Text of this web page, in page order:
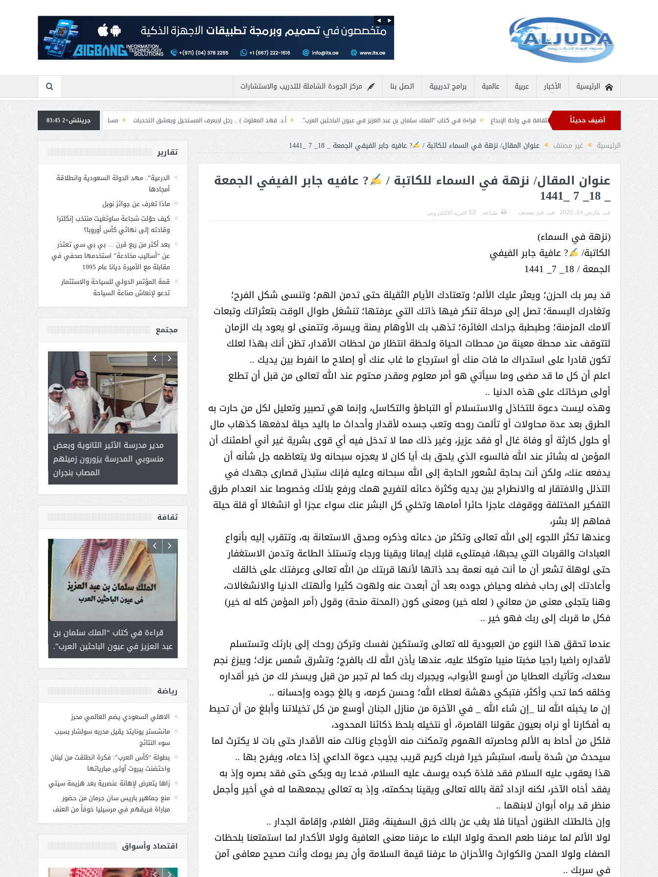
الرئيسية الأخبار عربية عالمية برامج تدريبية اتصل بنا مركز الجودة الشاملة للتدريب والاستشارات
أضيف حديثاً نادرة ثمار الثقافة في واحة الإبداع قراءة في كتاب “الملك سلمان بن عبد العزيز في عيون الباحثين العرب”. أ.د. فهد المغلوث ) .. رجل لايعرف المستحيل ويعشق التحديات مسابقة المشيقح تعلن فرسان النسخة الخامسة
بمشاركة
برقيات تهنئة من قادة الدول الإسلامية بمناسبة عيد الفطر
جرينتش+2 03:45
الرئيسية غير مصنف عنوان المقال/ نزهة في السماء للكاتبة / ? عافيه جابر الفيفي الجمعة _ 18_ 7 _1441
عنوان المقال/ نزهة في السماء للكاتبة / ? عافيه جابر الفيفي الجمعة
_ 18_ 7 _1441
فى:مارس 14, 2020 فى:غير مصنف طباعة البريد الالكترونى
(نزهة في السماء)
الكاتبة/
? عافية جابر الفيفي
الجمعة / 18_ 7_ 1441
قد ‏يمر بك الحزن؛ ويعثر عليك الألم؛ وتعتادك الأيام الثقيلة حتى تدمن الهم؛ وتنسى شكل الفرح؛
وتغادرك البسمة؛ تصل إلى مرحلة تنكر فيها ذاتك التي عرفتها؛ تنشغل طوال الوقت بتعثراتك وتبعات
آلامك المزمنة؛ وطبطبة جراحك الغائرة؛ تذهب بك الأوهام يمنة ويسرة، وتتمنى لو يعود بك الزمان
لتتوقف عند محطة معينة من محطات الحياة ولحظة انتظار من لحظات الأقدار، تظن أنك بهذا لعلك
تكون قادرا على استدراك ما فات منك أو استرجاع ما غاب عنك أو إصلاح ما انفرط بين يديك ..
اعلم أن كل ما قد مضى وما سيأتي هو أمر معلوم ومقدر محتوم عند الله تعالى من قبل أن تطلع
أولى صرخاتك على هذه الدنيا ..
وهذه ليست دعوة للتخاذل والاستسلام أو التباطؤ والتكاسل، وإنما هي تصبير وتعليل لكل من حارت به
الطرق بعد عدة محاولات أو تألمت روحه وتعب جسده لأقدار وأحداث ما باليد حيلة لدفعها كذهاب مال
أو حلول كارثة أو وفاة غال أو فقد عزيز، وغير ذلك مما لا تدخل فيه أي قوى بشرية غير أني أطمئنك أن
المؤمن له بشائر عند الله فالسوء الذي يلحق بك أيا كان لا يعجزه سبحانه ولا يتعاظمه جل شأنه أن
يدفعه عنك، ولكن أنت بحاجة لشعور الحاجة إلى الله سبحانه وعليه فإنك ستبذل قصارى جهدك في
التذلل والافتقار له والانطراح بين يديه وكثرة دعائه لتفريج همك ورفع بلائك وخصوصا عند انعدام طرق
التفكير المختلفة ووقوفك عاجزا حائرا أمامها وتخلي كل البشر عنك سواء عجزا أو انشغالا أو قلة حيلة
فماهم إلا بشر،
وعندها تكثر اللجوء إلى الله تعالى وتكثر من دعائه وذكره وصدق الاستعانة به، وتتقرب إليه بأنواع
العبادات والقربات التي يحبها، فيمتلىء قلبك إيمانا ويقينا ورجاء وتستلذ الطاعة وتدمن الاستغفار
حتى لوهلة تشعر أن ما أنت فيه نعمة بحد ذاتها لأنها قربتك من الله تعالى وعرفتك على خالقك
وأعادتك إلى رحاب فضله وحياض جوده بعد أن أبعدت عنه ولهوت كثيرا وألهتك الدنيا والانشغالات،
وهنا يتجلى معنى من معاني ( لعله خير) ومعنى كون (المحنة منحة) وقول (أمر المؤمن كله له خير)
فكل ما قربك إلى ربك فهو خير ..
عندما تحقق هذا النوع من العبودية لله تعالى وتستكين نفسك وتركن روحك إلى بارئك وتستسلم
لأقداره راضيا راجيا مخبتا منيبا متوكلا عليه، عندها يأذن الله لك بالفرج؛ وتشرق شمس عزك؛ ويبزغ نجم
سعدك، وتأتيك العطايا من أوسع الأبواب، ويجبرك ربك كما لم تجبر من قبل ويسخر لك من خير أقداره
وخلقه كما تحب وأكثر، فتبكي دهشة لعطاء الله؛ وحسن كرمه، و بالغ جوده وإحسانه ..
إن ما يخبئه الله لنا _إن شاء الله _ في الآخرة من منازل الجنان أوسع من كل تخيلاتنا وأبلغ من أن تحيط
به أفكارنا أو نراه بعيون عقولنا القاصرة، أو نتخيله بلحظ ذكائنا المحدود،
فلكل من أحاط به الألم وحاصرته الهموم وتمكنت منه الأوجاع ونالت منه الأقدار حتى بات لا يكترث لما
سيحدث من شدة يأسه، استبشر خيرا فربك كريم قريب يجيب دعوة الداعي إذا دعاه، ويفرح بها ..
هذا يعقوب عليه السلام فقد فلذة كبده يوسف عليه السلام، فدعا ربه وبكى حتى فقد بصره وإذ به
يفقد أخاه الآخر، لكنه ازداد ثقة بالله تعالى ويقينا بحكمته، وإذ به تعالى يجمعهما له في أخير وأجمل
منظر قد يراه أبوان لابنهما ..
وإن خالطتك الظنون أحيانا فلا يغب عن بالك خرق السفينة، وقتل الغلام، وإقامة الجدار ..
لولا الألم لما عرفنا طعم الصحة ولولا البلاء ما عرفنا معنى العافية ولولا الأكدار لما استمتعنا بلحظات
الصفاء ولولا المحن والكوارث والأحزان ما عرفنا قيمة السلامة وأن يمر يومك وأنت صحيح معافى آمن
في سربك ..
تقارير
الدرعية”.. مهد الدولة السعودية وانطلاقة
أمجادها
ماذا تعرف عن جوائز نوبل
كيف حوّلت شجاعة ساوثغيت منتخب إنكلترا
وقادته إلى نهائي كأس أوروبا؟
بعد أكثر من ربع قرن … بي بي سي تعتذر
عن “أساليب مخادعة” استخدمها صحفي في
مقابلة مع الأميرة ديانا عام 1995
قمة المؤتمر الدولي للسياحة والاستثمار
تدعو لإنعاش صناعة السياحة
مجتمع
( محمد
مدير مدرسة الأثير الثانوية وبعض
منسوبي المدرسة يزورون زميلهم
المصاب بنجران
الأميرة (نجود بنت هذلول ) .. ميراث
العطاء
أمل البنيان .. طبيبة فوق العادة .:
( محمد عوضه البريدي) .. رجل أعمال
بمواصفات إنسانية نادرة
ثقافة
قراءة في كتاب “الملك سلمان بن
عبد العزيز في عيون الباحثين العرب”.
أ.د. فهد المغلوث ) .. رجل لايعرف
المستحيل ويعشق التحديات
النسخة الخامسة
الاميره نجود بنت هذلول بن
عبدالعزيز ال سعود المشرف العام
على ملف دعم وتطوير وتمكين
الباعة الجائلين هيئة الصحفيين
السعوديين فرع نجران ينظم ورشة
عمل ( الإعلام والتنمية ):
الثقافة في واحة الإبداع
رياضة
الاهلي السعودي يضم العالمي محرز
مانشستر يونايتد يقيل مدربه سولشار بسبب
سوء النتائج
بطولة “كأس العرب”: فكرة انطلقت من لبنان
واحتضنت بيروت أولى مبارياتها
زاها يتعرض لإهانة عنصرية بعد هزيمة سيتي
منع جماهير باريس سان جرمان من حضور
مباراة فريقهم في مرسيليا خوفاً من العنف
اقتصاد وأسواق